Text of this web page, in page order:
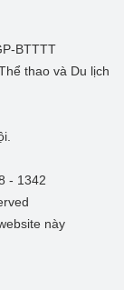
BTTTT
thao và Du lịch
- 1342
này